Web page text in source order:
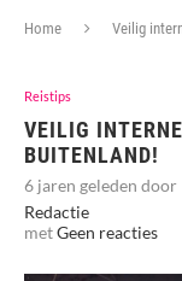
Home Veilig
Reistips
VEILIG
BUITENLAND!
6 jaren geleden door
Redactie
metGeen reacties